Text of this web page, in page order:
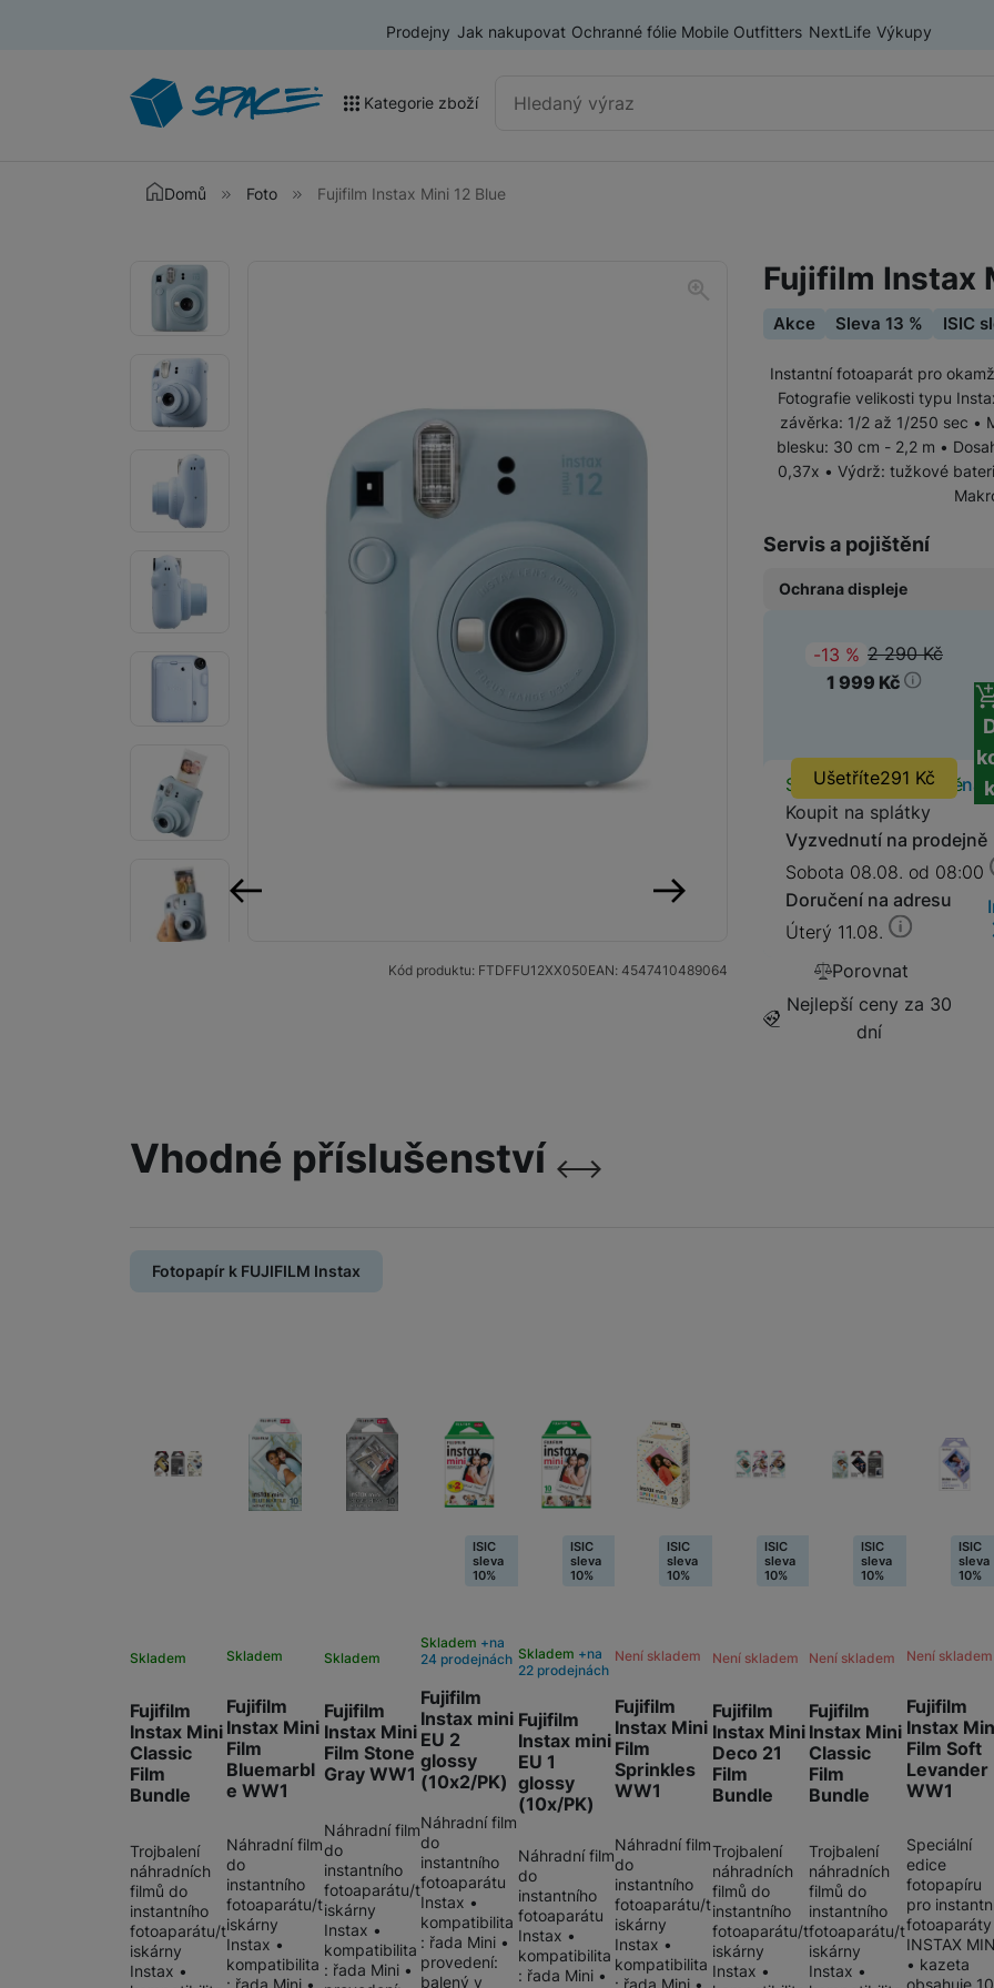
Prodejny Jak nakupovat Ochranné fólie Mobile Outfitters NextLife Výkupy
Vyhledávání
Kategorie zboží
Akce a výprodej
Nositelná elektronika
Televize
Audio
Domácí spotřebiče
Foto
Instax Square
Tiskárny FUJIFILM pro mobilní telefony
Fotopapír k FUJIFILM Instax
Fotoaparáty Nikon
Těla Nikon
Bezzrcadlovky
Jednorázové fotoaparáty
Ventilátory
Počítače a notebooky
Herní zóna
Péče o zdraví a tělo
Příslušenství
Dárkové poukázky iSpace
Domů Foto Fujifilm Instax Mini 12 Blue
Fujifilm Instax
Akce Sleva 13 % ISIC
Instantní fotoaparát pro
Fotografie velikosti typu
závěrka: 1/2 až 1/250 sec •
blesku: 30 cm - 2,2 m •
0,37x • Výdrž: tužkové
Servis a pojištění
Ochrana displeje
Základní fólie
599Kč
(
-13 % 2 290Kč
Ušetříte291 Kč
1 999 Kč
Skladem na prodejněna
Koupit na splátky
Vyzvednutí na prodejně
Sobota 08.08. od 08:00
Doručení na adresu
Úterý 11.08.
Porovnat
Nejlepší ceny za 30
dní
Fotografie
Kód produktu: FTDFFU12XX050EAN: 4547410489064
Vhodné příslušenství
Fotopapír k FUJIFILM Instax
Fujifilm
Instax Mini
Classic
Film
Bundle
Skladem
Trojbalení
náhradních
filmů do
instantního
fotoaparátu/t
iskárny
Instax •
Fujifilm
Instax Mini
Film
Bluemarbl
e WW1
Skladem
Náhradní film
do
instantního
fotoaparátu/t
iskárny
Instax •
kompatibilita
: řada Mini •
Fujifilm
Instax Mini
Film Stone
Gray WW1
Skladem
Náhradní film
do
instantního
fotoaparátu/t
iskárny
Instax •
kompatibilita
: řada Mini •
Fujifilm
Instax mini
EU 2
glossy
(10x2/PK)
Skladem
na
24 prodejnách
ISIC
sleva
10%
Náhradní film
do
instantního
fotoaparátu
Instax •
kompatibilita
: řada Mini •
provedení:
balený v
Fujifilm
Instax mini
EU 1
glossy
(10x/PK)
Skladem
na
22 prodejnách
ISIC
sleva
10%
Náhradní film
do
instantního
fotoaparátu
Instax •
kompatibilita
: řada Mini •
Fujifilm
Instax Mini
Film
Sprinkles
WW1
Není skladem
ISIC
sleva
10%
Náhradní film
do
instantního
fotoaparátu/t
iskárny
Instax •
kompatibilita
: řada Mini •
Fujifilm
Instax Mini
Deco 21
Film
Bundle
Není skladem
ISIC
sleva
10%
Trojbalení
náhradních
filmů do
instantního
fotoaparátu/t
iskárny
Instax •
Fujifilm
Instax Mini
Classic
Film
Bundle
Není skladem
ISIC
sleva
10%
Trojbalení
náhradních
filmů do
instantního
fotoaparátu/t
iskárny
Instax •
Fujifilm
Instax
Film Soft
Levander
WW1
Není skladem
ISIC
sleva
10%
Speciální
edice
fotopapíru
pro
fotoaparáty
INSTAX
• kazeta
obsahuje 10